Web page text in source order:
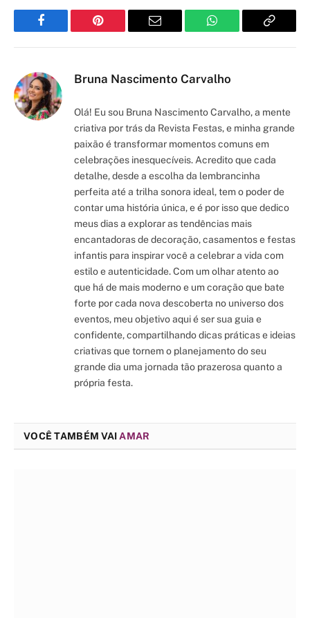
Facebook Pinterest Email WhatsApp Copy
Bruna Nascimento Carvalho
Olá! Eu sou Bruna Nascimento Carvalho, a mente
criativa por trás da Revista Festas, e minha grande
paixão é transformar momentos comuns em
celebrações inesquecíveis. Acredito que cada
detalhe, desde a escolha da lembrancinha
perfeita até a trilha sonora ideal, tem o poder de
contar uma história única, e é por isso que dedico
meus dias a explorar as tendências mais
encantadoras de decoração, casamentos e festas
infantis para inspirar você a celebrar a vida com
estilo e autenticidade. Com um olhar atento ao
que há de mais moderno e um coração que bate
forte por cada nova descoberta no universo dos
eventos, meu objetivo aqui é ser sua guia e
confidente, compartilhando dicas práticas e ideias
criativas que tornem o planejamento do seu
grande dia uma jornada tão prazerosa quanto a
própria festa.
VOCÊ TAMBÉM VAI AMAR